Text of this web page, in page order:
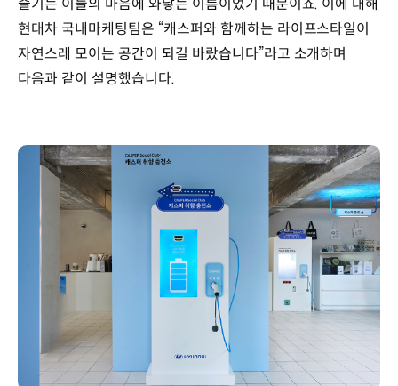
즐기는 이들의 마음에 와닿는 이름이었기 때문이죠. 이에 대해
현대차 국내마케팅팀은 “캐스퍼와 함께하는 라이프스타일이
자연스레 모이는 공간이 되길 바랐습니다”라고 소개하며
다음과 같이 설명했습니다.